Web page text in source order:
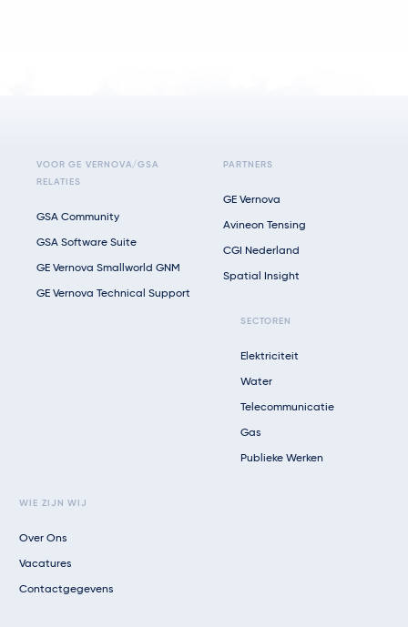
VOOR GE VERNOVA/GSA
RELATIES
GSA Community
GSA Software Suite
GE Vernova Smallworld GNM
GE Vernova Technical Support
PARTNERS
GE Vernova
Avineon Tensing
CGI Nederland
Spatial Insight
SECTOREN
Elektriciteit
Water
Telecommunicatie
Gas
Publieke Werken
WIE ZIJN WIJ
Over Ons
Vacatures
Contactgegevens